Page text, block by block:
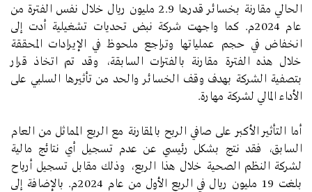
الحالي مقارنة بخسائر قدرها 2.9 مليون ريال خلال نفس الفترة من
عام 2024م. كما واجهت شركة نبض تحديات تشغيلية أدت إلى
انخفاض في حجم عملياتها وتراجع ملحوظ في الإيرادات المحققة
خلال هذه الفترة مقارنة بالفترات السابقة، وقد تم اتخاذ قرار
بتصفية الشركة بهدف وقف الخسائر والحد من تأثيرها السلبي على
الأداء المالي لشركة مهارة.
أما التأثير الأكبر على صافي الربح بالمقارنة مع الربع المماثل من العام
السابق، فقد نتج بشكل رئيسي عن عدم تسجيل أي نتائج مالية
لشركة النظم الصحية خلال هذا الربع، وذلك مقابل تسجيل أرباح
بلغت 19 مليون ريال في الربع الأول من عام 2024م. بالإضافة إلى